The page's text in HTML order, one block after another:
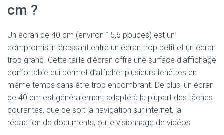
cm ?
Un écran de 40 cm (environ 15,6 pouces) est un
compromis intéressant entre un écran trop petit et un écran
trop grand. Cette taille d’écran offre une surface d’affichage
confortable qui permet d’afficher plusieurs fenêtres en
même temps sans être trop encombrant. De plus, un écran
de 40 cm est généralement adapté à la plupart des tâches
courantes, que ce soit la navigation sur internet, la
rédaction de documents, ou le visionnage de vidéos.